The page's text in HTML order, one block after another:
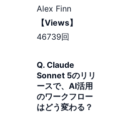
Alex Finn
【Views】
46739回
Q. Claude
Sonnet 5のリリ
ースで、AI活用
のワークフロー
はどう変わる？